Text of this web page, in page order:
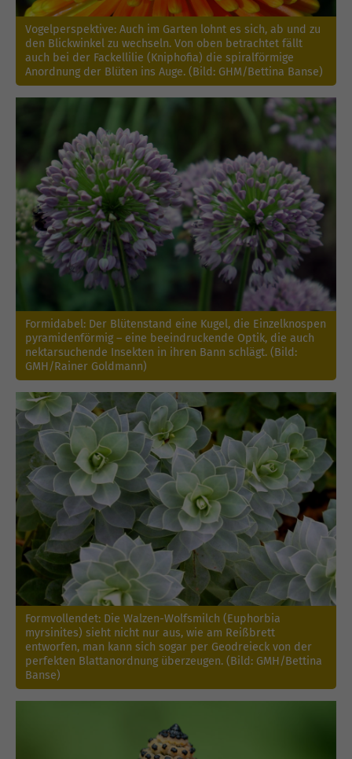
Vogelperspektive: Auch im Garten lohnt es sich, ab und zu
den Blickwinkel zu wechseln. Von oben betrachtet fällt
auch bei der Fackellilie (Kniphofia) die spiralförmige
Anordnung der Blüten ins Auge. (Bild: GHM/Bettina Banse)
Formidabel: Der Blütenstand eine Kugel, die Einzelknospen
pyramidenförmig – eine beeindruckende Optik, die auch
nektarsuchende Insekten in ihren Bann schlägt. (Bild:
GMH/Rainer Goldmann)
Formvollendet: Die Walzen-Wolfsmilch (Euphorbia
myrsinites) sieht nicht nur aus, wie am Reißbrett
entworfen, man kann sich sogar per Geodreieck von der
perfekten Blattanordnung überzeugen. (Bild: GMH/Bettina
Banse)